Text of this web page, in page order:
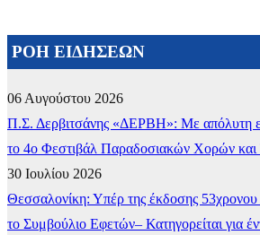
ΡΟΗ ΕΙΔΗΣΕΩΝ
06 Αυγούστου 2026
Π.Σ. Δερβιτσάνης «ΔΕΡΒΗ»: Με απόλυτη
το 4ο Φεστιβάλ Παραδοσιακών Χορών και
30 Ιουλίου 2026
Θεσσαλονίκη: Υπέρ της έκδοσης
το Συμβούλιο Εφετών– Κατηγορείται για